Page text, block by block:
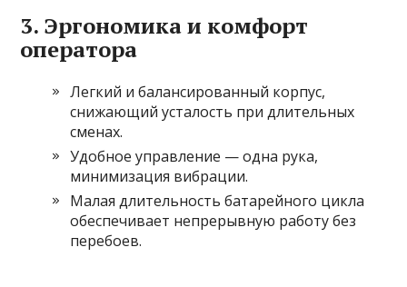
3. Эргономика и комфорт
оператора
Легкий и балансированный корпус,
снижающий усталость при длительных
сменах.
Удобное управление — одна рука,
минимизация вибрации.
Малая длительность батарейного цикла
обеспечивает непрерывную работу без
перебоев.